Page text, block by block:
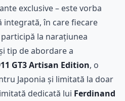
exclusive – este vorba
integrată, în care fiecare
la narațiunea
tip de abordare a
GT3 Artisan Edition, o
Japonia și limitată la doar
dedicată lui Ferdinand